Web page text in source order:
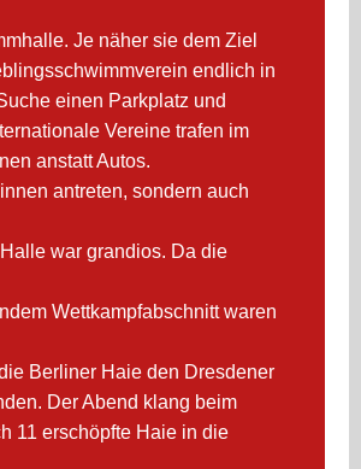
Je näher sie dem Ziel
endlich in
einen Parkplatz und
Vereine trafen im
anstatt Autos.
antreten, sondern auch
war grandios. Da die
Wettkampfabschnitt waren
Berliner Haie den Dresdener
Der Abend klang beim
11 erschöpfte Haie in die